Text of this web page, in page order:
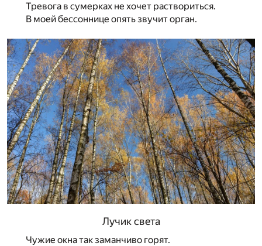
Тревога в сумерках не хочет раствориться.
В моей бессоннице опять звучит орган.
Лучик света
Чужие окна так заманчиво горят.